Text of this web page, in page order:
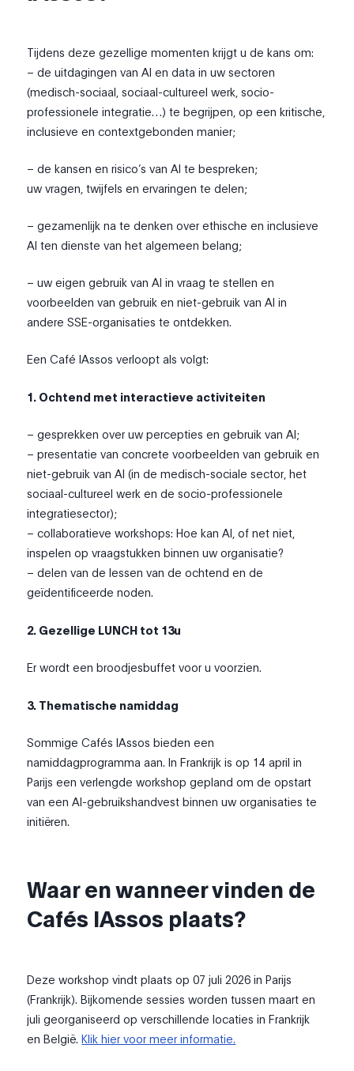
Tijdens deze gezellige momenten krijgt u de kans om:
– de uitdagingen van AI en data in uw sectoren
(medisch-sociaal, sociaal-cultureel werk, socio-
professionele integratie…) te begrijpen, op een kritische,
inclusieve en contextgebonden manier;
– de kansen en risico’s van AI te bespreken;
uw vragen, twijfels en ervaringen te delen;
– gezamenlijk na te denken over ethische en inclusieve
AI ten dienste van het algemeen belang;
– uw eigen gebruik van AI in vraag te stellen en
voorbeelden van gebruik en niet-gebruik van AI in
andere SSE-organisaties te ontdekken.
Een Café IAssos verloopt als volgt:
1. Ochtend met interactieve activiteiten
– gesprekken over uw percepties en gebruik van AI;
– presentatie van concrete voorbeelden van gebruik en
niet-gebruik van AI (in de medisch-sociale sector, het
sociaal-cultureel werk en de socio-professionele
integratiesector);
– collaboratieve workshops: Hoe kan AI, of net niet,
inspelen op vraagstukken binnen uw organisatie?
– delen van de lessen van de ochtend en de
geïdentificeerde noden.
2. Gezellige LUNCH tot 13u
Er wordt een broodjesbuffet voor u voorzien.
3. Thematische namiddag
Sommige Cafés IAssos bieden een
namiddagprogramma aan. In Frankrijk is op 14 april in
Parijs een verlengde workshop gepland om de opstart
van een AI-gebruikshandvest binnen uw organisaties te
initiëren.
Waar en wanneer vinden de
Cafés IAssos plaats?
Deze workshop vindt plaats op 07 juli 2026 in Parijs
(Frankrijk). Bijkomende sessies worden tussen maart en
juli georganiseerd op verschillende locaties in Frankrijk
en België.Klik hier voor meer informatie.